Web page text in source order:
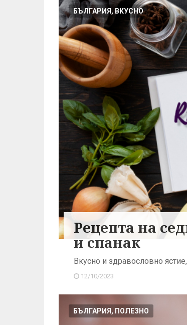
БЪЛГАРИЯ, ВКУСНО
Рецепта на
и спанак
Вкусно и здравословно
12/10/2023
БЪЛГАРИЯ, ПОЛЕЗНО